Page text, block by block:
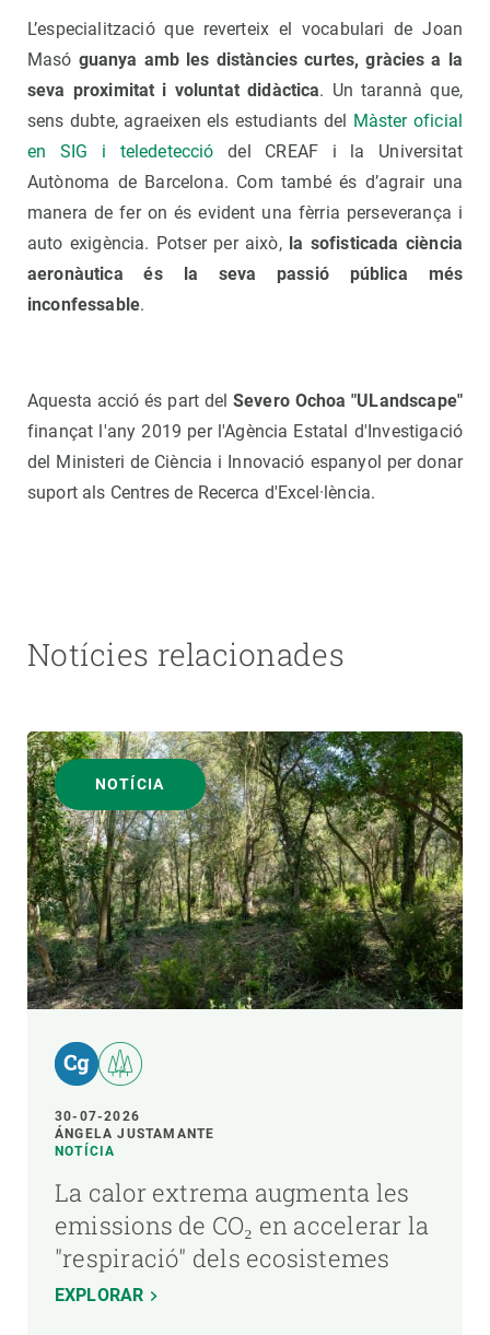
L’especialització que reverteix el vocabulari de Joan
Masó guanya amb les distàncies curtes, gràcies a la
seva proximitat i voluntat didàctica. Un tarannà que,
sens dubte, agraeixen els estudiants del Màster oficial
en SIG i teledetecció del CREAF i la Universitat
Autònoma de Barcelona. Com també és d’agrair una
manera de fer on és evident una fèrria perseverança i
auto exigència. Potser per això, la sofisticada ciència
aeronàutica és la seva passió pública més
inconfessable.
Aquesta acció és part del Severo Ochoa "ULandscape"
finançat l'any 2019 per l'Agència Estatal d'Investigació
del Ministeri de Ciència i Innovació espanyol per donar
suport als Centres de Recerca d'Excel·lència.
Notícies relacionades
NOTÍCIA
30-07-2026
ÁNGELA JUSTAMANTE
NOTÍCIA
La calor extrema augmenta les
emissions de CO₂ en accelerar la
"respiració" dels ecosistemes
EXPLORAR